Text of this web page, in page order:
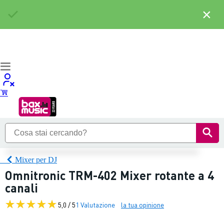
Mixer per DJ
Omnitronic TRM-402 Mixer rotante a 4
canali
5,0 / 51 Valutazione la tua opinione
×